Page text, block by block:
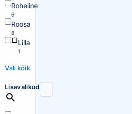
Roheline
6
Roosa
8
Lilla
1
Vali kõik
Lisavalikud